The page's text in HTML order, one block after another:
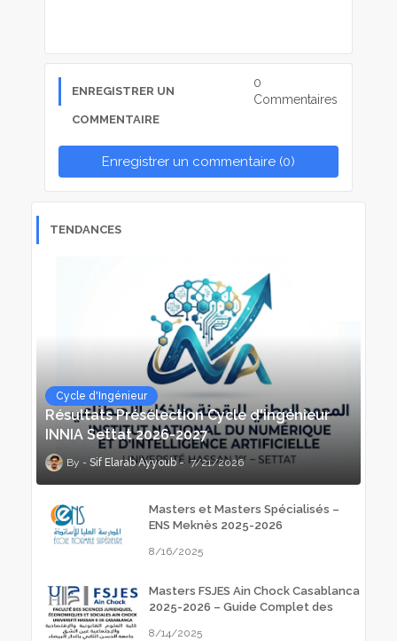
ENREGISTRER UN
COMMENTAIRE
0
Commentaires
Enregistrer un commentaire (0)
TENDANCES
Cycle d'Ingénieur
Résultats Présélection Cycle d'ingénieur
INNIA Settat 2026-2027
Sif Elarab Ayyoub 7/21/2026
Masters et Masters Spécialisés –
ENS Meknès 2025-2026
8/16/2025
Masters FSJES Ain Chock Casablanca
2025-2026 – Guide Complet des
8/14/2025